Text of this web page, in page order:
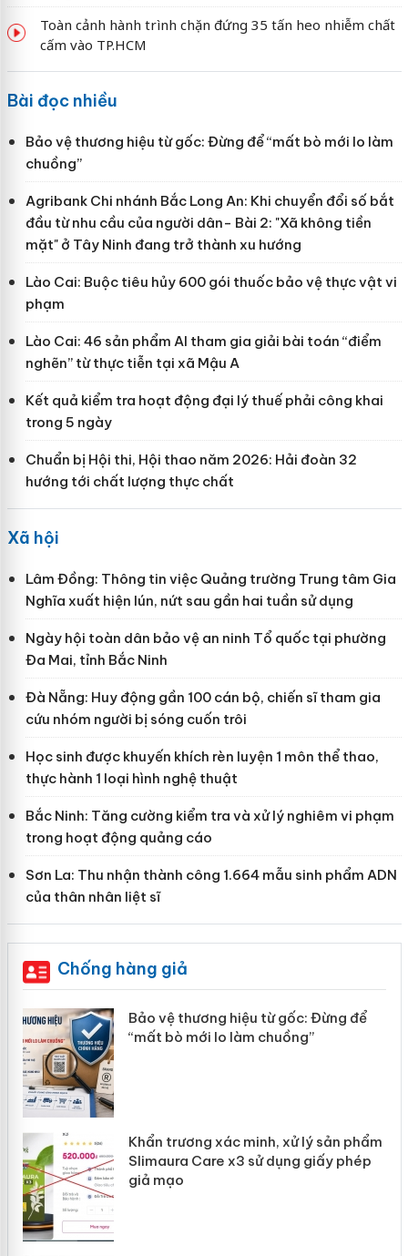
Toàn cảnh hành trình chặn đứng 35 tấn heo nhiễm chất
cấm vào TP.HCM
Bài đọc nhiều
Bảo vệ thương hiệu từ gốc: Đừng để “mất bò mới lo làm
chuồng”
Agribank Chi nhánh Bắc Long An: Khi chuyển đổi số bắt
đầu từ nhu cầu của người dân- Bài 2: "Xã không tiền
mặt" ở Tây Ninh đang trở thành xu hướng
Lào Cai: Buộc tiêu hủy 600 gói thuốc bảo vệ thực vật vi
phạm
Lào Cai: 46 sản phẩm AI tham gia giải bài toán “điểm
nghẽn” từ thực tiễn tại xã Mậu A
Kết quả kiểm tra hoạt động đại lý thuế phải công khai
trong 5 ngày
Chuẩn bị Hội thi, Hội thao năm 2026: Hải đoàn 32
hướng tới chất lượng thực chất
Xã hội
Lâm Đồng: Thông tin việc Quảng trường Trung tâm Gia
Nghĩa xuất hiện lún, nứt sau gần hai tuần sử dụng
Ngày hội toàn dân bảo vệ an ninh Tổ quốc tại phường
Đa Mai, tỉnh Bắc Ninh
Đà Nẵng: Huy động gần 100 cán bộ, chiến sĩ tham gia
cứu nhóm người bị sóng cuốn trôi
Học sinh được khuyến khích rèn luyện 1 môn thể thao,
thực hành 1 loại hình nghệ thuật
Bắc Ninh: Tăng cường kiểm tra và xử lý nghiêm vi phạm
trong hoạt động quảng cáo
Sơn La: Thu nhận thành công 1.664 mẫu sinh phẩm ADN
của thân nhân liệt sĩ
Chống hàng giả
Bảo vệ thương hiệu từ gốc: Đừng để
“mất bò mới lo làm chuồng”
Khẩn trương xác minh, xử lý sản phẩm
Slimaura Care x3 sử dụng giấy phép
giả mạo